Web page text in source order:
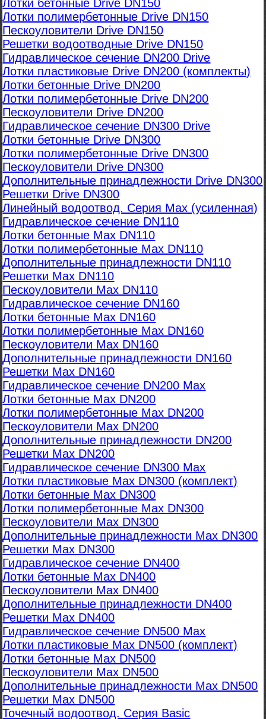
Лотки бетонные Drive DN150
Лотки полимербетонные Drive DN150
Пескоуловители Drive DN150
Решетки водоотводные Drive DN150
Гидравлическое сечение DN200 Drive
Лотки пластиковые Drive DN200 (комплекты)
Лотки бетонные Drive DN200
Лотки полимербетонные Drive DN200
Пескоуловители Drive DN200
Гидравлическое сечение DN300 Drive
Лотки бетонные Drive DN300
Лотки полимербетонные Drive DN300
Пескоуловители Drive DN300
Дополнительные принадлежности Drive DN300
Решетки Drive DN300
Линейный водоотвод. Серия Max (усиленная)
Гидравлическое сечение DN110
Лотки бетонные Max DN110
Лотки полимербетонные Max DN110
Дополнительные принадлежности DN110
Решетки Max DN110
Пескоуловители Max DN110
Гидравлическое сечение DN160
Лотки бетонные Max DN160
Лотки полимербетонные Max DN160
Пескоуловители Max DN160
Дополнительные принадлежности DN160
Решетки Max DN160
Гидравлическое сечение DN200 Max
Лотки бетонные Max DN200
Лотки полимербетонные Max DN200
Пескоуловители Max DN200
Дополнительные принадлежности DN200
Решетки Max DN200
Гидравлическое сечение DN300 Max
Лотки пластиковые Max DN300 (комплект)
Лотки бетонные Max DN300
Лотки полимербетонные Max DN300
Пескоуловители Max DN300
Дополнительные принадлежности Max DN300
Решетки Max DN300
Гидравлическое сечение DN400
Лотки бетонные Max DN400
Пескоуловители Max DN400
Дополнительные принадлежности DN400
Решетки Max DN400
Гидравлическое сечение DN500 Max
Лотки пластиковые Max DN500 (комплект)
Лотки бетонные Max DN500
Пескоуловители Max DN500
Дополнительные принадлежности Max DN500
Решетки Max DN500
Точечный водоотвод. Серия Basic